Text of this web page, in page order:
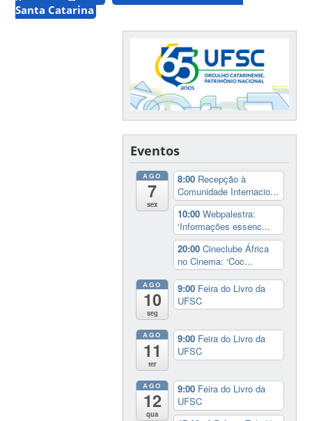
Santa Catarina
Eventos
AGO
7
sex
8:00 Recepção à
Comunidade Internacio...
10:00Webpalestra:
‘Informações essenc...
20:00Cineclube África
no Cinema: ‘Coc...
AGO
10
seg
9:00 Feira do Livro da
UFSC
AGO
11
ter
9:00 Feira do Livro da
UFSC
AGO
12
qua
9:00 Feira do Livro da
UFSC